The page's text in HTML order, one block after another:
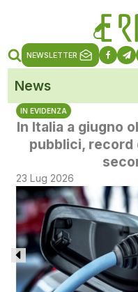
NEWSLETTER
News
IN EVIDENZA
In Italia a giugno
pubblici, record
23 Lug 2026